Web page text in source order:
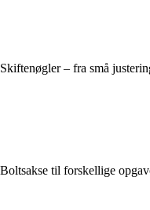
Skiftenøgler – fra små
Boltsakse til forskellige